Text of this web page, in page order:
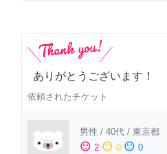
ありがとうございます！
依頼されたチケット
男性 / 40代 / 東京都
sentiment_satisfied 2 sentiment_neutral 0 sentiment_dissatisfied 0